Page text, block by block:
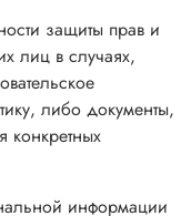
защиты прав и
лиц в случаях,
либо документы,
конкретных
информации